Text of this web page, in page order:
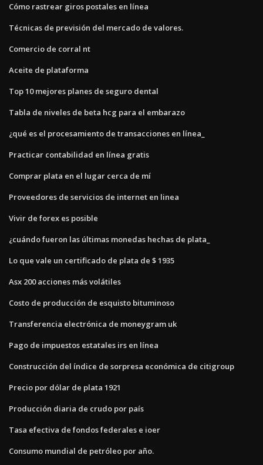
Cómo rastrear giros postales en línea
Técnicas de previsión del mercado de valores.
Comercio de corral nt
Aceite de plataforma
Top 10 mejores planes de seguro dental
Tabla de niveles de beta hcg para el embarazo
¿qué es el procesamiento de transacciones en línea_
Practicar contabilidad en línea gratis
Comprar plata en el lugar cerca de mí
Proveedores de servicios de internet en linea
Vivir de forex es posible
¿cuándo fueron las últimas monedas hechas de plata_
Lo que vale un certificado de plata de $ 1935
Asx 200 acciones más volátiles
Costo de producción de esquisto bituminoso
Transferencia electrónica de moneygram uk
Pago de impuestos estatales irs en línea
Construcción del índice de sorpresa económica de citigroup
Precio por dólar de plata 1921
Producción diaria de crudo por país
Tasa efectiva de fondos federales e ioer
Consumo mundial de petróleo por año.